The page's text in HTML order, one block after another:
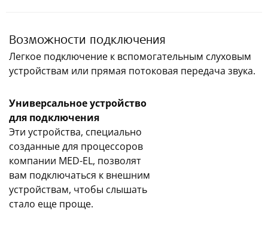
Возможности подключения
Легкое подключение к вспомогательным слуховым
устройствам или прямая потоковая передача звука.
Универсальное устройство
для подключения
Эти устройства, специально
созданные для процессоров
компании MED-EL, позволят
вам подключаться к внешним
устройствам, чтобы слышать
стало еще проще.